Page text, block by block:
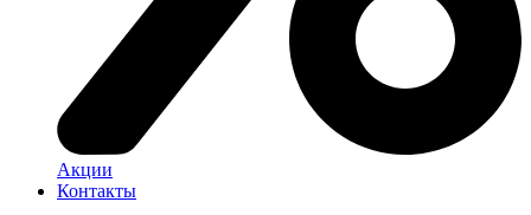
Акции
Контакты